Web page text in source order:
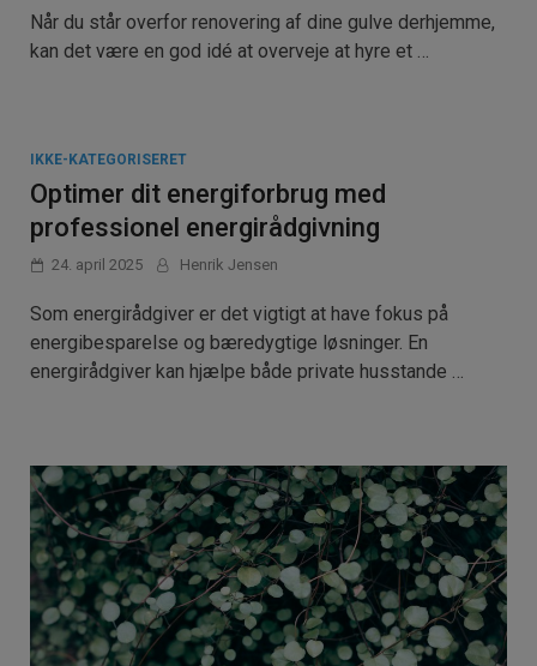
Når du står overfor renovering af dine gulve derhjemme,
kan det være en god idé at overveje at hyre et …
IKKE-KATEGORISERET
Optimer dit energiforbrug med
professionel energirådgivning
24. april 2025 Henrik Jensen
Som energirådgiver er det vigtigt at have fokus på
energibesparelse og bæredygtige løsninger. En
energirådgiver kan hjælpe både private husstande …